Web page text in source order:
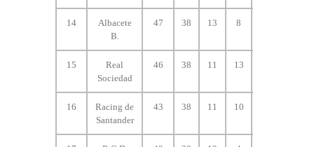
14
Albacete
B.
47 38 13 8
15
Real
Sociedad
46 38 11 13
16
Racing de
Santander
43 38 11 10